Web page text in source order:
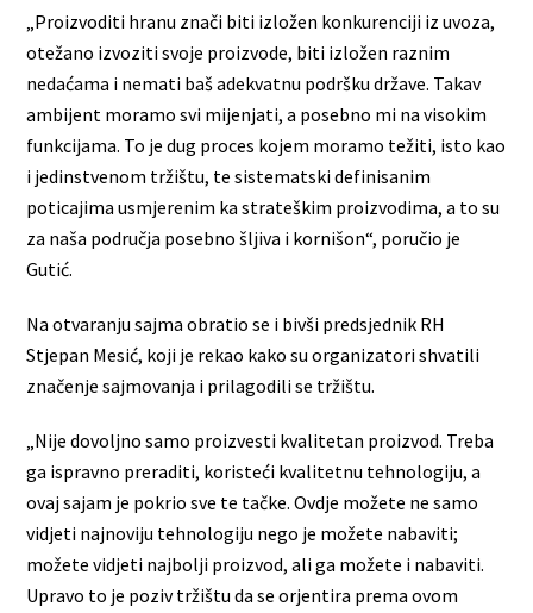
„Proizvoditi hranu znači biti izložen konkurenciji iz uvoza,
otežano izvoziti svoje proizvode, biti izložen raznim
nedaćama i nemati baš adekvatnu podršku države. Takav
ambijent moramo svi mijenjati, a posebno mi na visokim
funkcijama. To je dug proces kojem moramo težiti, isto kao
i jedinstvenom tržištu, te sistematski definisanim
poticajima usmjerenim ka strateškim proizvodima, a to su
za naša područja posebno šljiva i kornišon“, poručio je
Gutić.
Na otvaranju sajma obratio se i bivši predsjednik RH
Stjepan Mesić, koji je rekao kako su organizatori shvatili
značenje sajmovanja i prilagodili se tržištu.
„Nije dovoljno samo proizvesti kvalitetan proizvod. Treba
ga ispravno preraditi, koristeći kvalitetnu tehnologiju, a
ovaj sajam je pokrio sve te tačke. Ovdje možete ne samo
vidjeti najnoviju tehnologiju nego je možete nabaviti;
možete vidjeti najbolji proizvod, ali ga možete i nabaviti.
Upravo to je poziv tržištu da se orjentira prema ovom